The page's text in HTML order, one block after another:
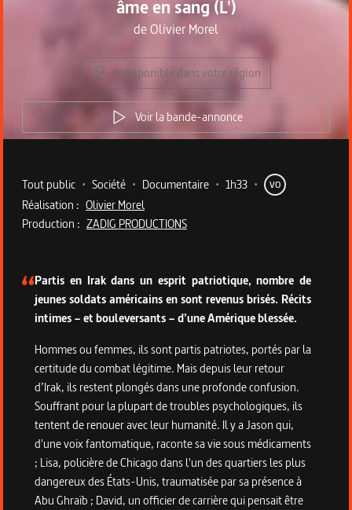
âme en sang (L')
deOlivier Morel
Indisponible dans votre région
Voir la bande-annonce
Metadata du programme
Tout public • Société • Documentaire • 1h33 • VO
Réalisation : Olivier Morel
Production : ZADIG PRODUCTIONS
Partis en Irak dans un esprit patriotique, nombre de
jeunes soldats américains en sont revenus brisés. Récits
intimes – et bouleversants – d’une Amérique blessée.
Hommes ou femmes, ils sont partis patriotes, portés par la
certitude du combat légitime. Mais depuis leur retour
d’Irak, ils restent plongés dans une profonde confusion.
Souffrant pour la plupart de troubles psychologiques, ils
tentent de renouer avec leur humanité. Il y a Jason qui,
d'une voix fantomatique, raconte sa vie sous médicaments
; Lisa, policière de Chicago dans l'un des quartiers les plus
dangereux des États-Unis, traumatisée par sa présence à
Abu Ghraïb ; David, un officier de carrière qui pensait être